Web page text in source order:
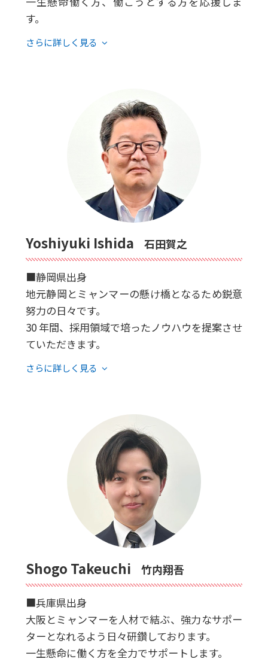
す。
Yoshiyuki Ishida 石田賀之
■静岡県出身
地元静岡とミャンマーの懸け橋となるため鋭意
努力の日々です。
30 年間、採用領域で培ったノウハウを提案させ
ていただきます。
Shogo Takeuchi 竹内翔吾
■兵庫県出身
大阪とミャンマーを人材で結ぶ、強力なサポー
ターとなれるよう日々研鑽しております。
一生懸命に働く方を全力でサポートします。